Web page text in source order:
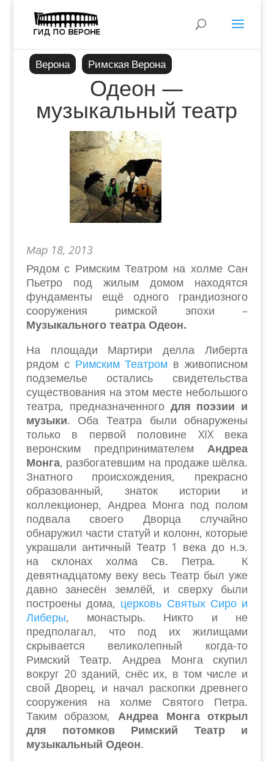
Верона Римская Верона
Одеон —
музыкальный театр
Мар 18, 2013
Рядом с Римским Театром на холме Сан
Пьетро под жилым домом находятся
фундаменты ещё одного грандиозного
сооружения римской эпохи –
Музыкального театра Одеон.
На площади Мартири делла Либерта
рядом с Римским Театром в живописном
подземелье остались свидетельства
существования на этом месте небольшого
театра, предназначенного для поэзии и
музыки. Оба Театра были обнаружены
только в первой половине XIX века
веронским предпринимателемАндреа
Монга, разбогатевшим на продаже шёлка.
Знатного происхождения, прекрасно
образованный, знаток истории и
коллекционер, Андреа Монга под полом
подвала своего Дворца случайно
обнаружил части статуй и колонн, которые
украшали античный Театр 1 века до н.э.
на склонах холма Св. Петра. К
девятнадцатому веку весь Театр был уже
давно занесён землёй, и сверху были
построены дома, церковь Святых Сиро и
Либеры, монастырь. Никто и не
предполагал, что под их жилищами
скрывается великолепный когда-то
Римский Театр. Андреа Монга скупил
вокруг 20 зданий, снёс их, в том числе и
свой Дворец, и начал раскопки древнего
сооружения на холме Святого Петра.
Таким образом, Андреа Монга открыл
для потомков Римский Театр и
музыкальный Одеон.